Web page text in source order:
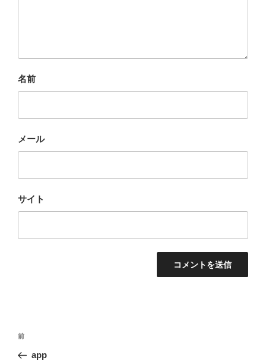
名前
メール
サイト
稿
ナ
前
の
前
app